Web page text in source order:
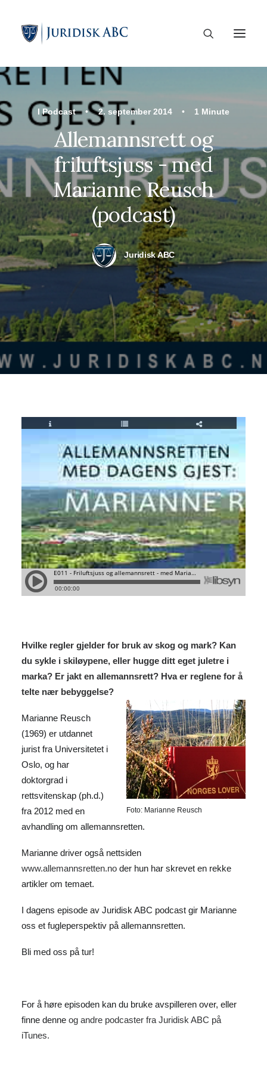
IPodcast • 2. september 2014 • 1 Minute
Allemannsrett og
friluftsjuss - med
Marianne Reusch
(podcast)
Juridisk ABC
Hvilke regler gjelder for bruk av skog og mark? Kan
du sykle i skiløypene, eller hugge ditt eget juletre i
marka? Er jakt en allemannsrett? Hva er reglene for å
telte nær bebyggelse?
Foto: Marianne Reusch
Marianne Reusch
(1969) er utdannet
jurist fra Universitetet i
Oslo, og har
doktorgrad i
rettsvitenskap (ph.d.)
fra 2012 med en
avhandling om allemannsretten.
Marianne driver også nettsiden
www.allemannsretten.no der hun har skrevet en rekke
artikler om temaet.
I dagens episode av Juridisk ABC podcast gir Marianne
oss et fugleperspektiv på allemannsretten.
Bli med oss på tur!
For å høre episoden kan du bruke avspilleren over, eller
finne denne og andre podcaster fra Juridisk ABC på
iTunes.